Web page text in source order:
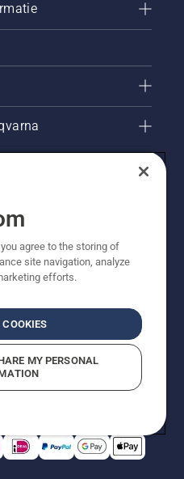
rechten voorbehouden. De
Alle
(incl. BTW),
is voor directe aankoop.
Privacyverklaring
Suspected Violations
agree to the storing of
site navigation, analyze
efforts.
MY PERSONAL